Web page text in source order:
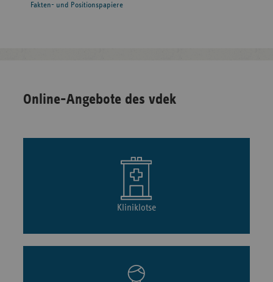
Fakten- und Positionspapiere
Online-Angebote des vdek
Kliniklotse